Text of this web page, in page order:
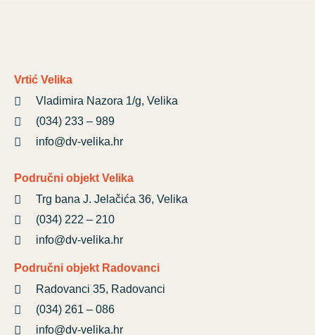
Vrtić Velika
Vladimira Nazora 1/g, Velika
(034) 233 – 989
info@dv-velika.hr
Područni objekt Velika
Trg bana J. Jelačića 36, Velika
(034) 222 – 210
info@dv-velika.hr
Područni objekt Radovanci
Radovanci 35, Radovanci
(034) 261 – 086
info@dv-velika.hr